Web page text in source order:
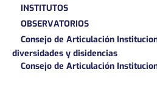
INSTITUTOS
OBSERVATORIOS
Consejo de Articulación
diversidades y disidencias
Consejo de Articulación